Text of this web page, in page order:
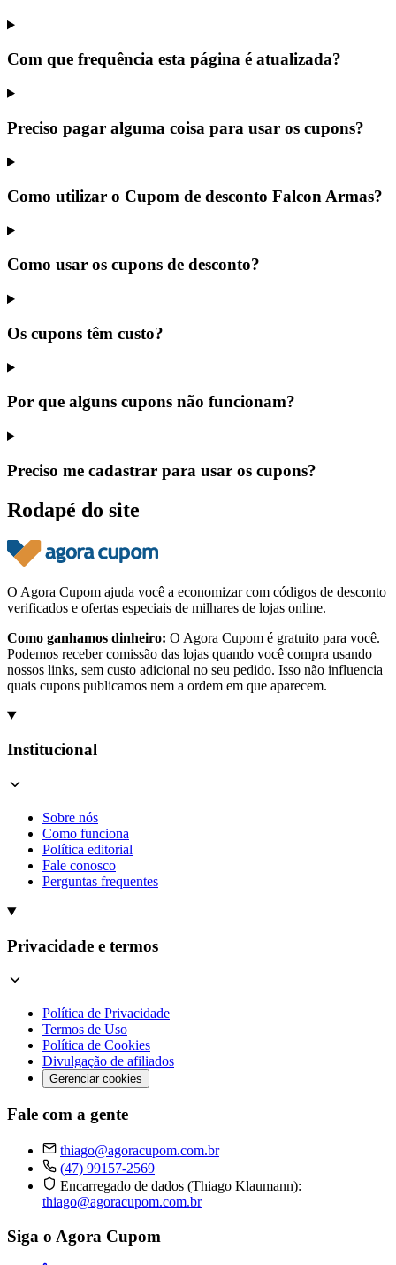
Com que frequência esta página é atualizada?
Preciso pagar alguma coisa para usar os cupons?
Como utilizar o Cupom de desconto Falcon Armas?
Como usar os cupons de desconto?
Os cupons têm custo?
Por que alguns cupons não funcionam?
Preciso me cadastrar para usar os cupons?
Rodapé do site
O Agora Cupom ajuda você a economizar com códigos de desconto
verificados e ofertas especiais de milhares de lojas online.
Como ganhamos dinheiro: O Agora Cupom é gratuito para você.
Podemos receber comissão das lojas quando você compra usando
nossos links, sem custo adicional no seu pedido. Isso não influencia
quais cupons publicamos nem a ordem em que aparecem.
Institucional
Sobre nós
Como funciona
Política editorial
Fale conosco
Perguntas frequentes
Privacidade e termos
Política de Privacidade
Termos de Uso
Política de Cookies
Divulgação de afiliados
Gerenciar cookies
Fale com a gente
thiago@agoracupom.com.br
(47) 99157-2569
Encarregado de dados (Thiago Klaumann):
thiago@agoracupom.com.br
Siga o Agora Cupom